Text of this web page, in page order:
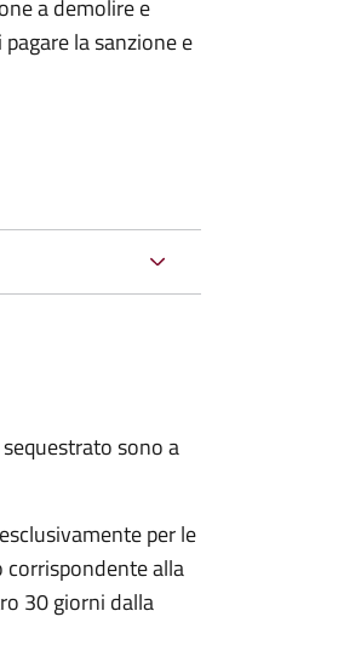
a demolire e
la sanzione e
sono a
per le
alla
30 giorni dalla